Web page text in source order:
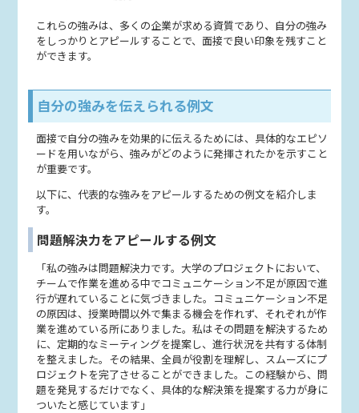
これらの強みは、多くの企業が求める資質であり、自分の強み
をしっかりとアピールすることで、面接で良い印象を残すこと
ができます。
自分の強みを伝えられる例文
面接で自分の強みを効果的に伝えるためには、具体的なエピソ
ードを用いながら、強みがどのように発揮されたかを示すこと
が重要です。
以下に、代表的な強みをアピールするための例文を紹介しま
す。
問題解決力をアピールする例文
「私の強みは問題解決力です。大学のプロジェクトにおいて、
チームで作業を進める中でコミュニケーション不足が原因で進
行が遅れていることに気づきました。コミュニケーション不足
の原因は、授業時間以外で集まる機会を作れず、それぞれが作
業を進めている所にありました。私はその問題を解決するため
に、定期的なミーティングを提案し、進行状況を共有する体制
を整えました。その結果、全員が役割を理解し、スムーズにプ
ロジェクトを完了させることができました。この経験から、問
題を発見するだけでなく、具体的な解決策を提案する力が身に
ついたと感じています」